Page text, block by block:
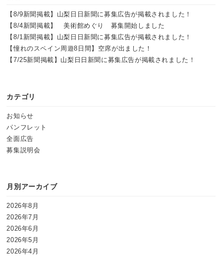
【8/9新聞掲載】山梨日日新聞に募集広告が掲載されました！
【8/4新聞掲載】 美術館めぐり 募集開始しました
【8/1新聞掲載】山梨日日新聞に募集広告が掲載されました！
【憧れのスペイン周遊8日間】空席が出ました！
【7/25新聞掲載】山梨日日新聞に募集広告が掲載されました！
カテゴリ
お知らせ
パンフレット
全面広告
募集説明会
月別アーカイブ
2026年8月
2026年7月
2026年6月
2026年5月
2026年4月